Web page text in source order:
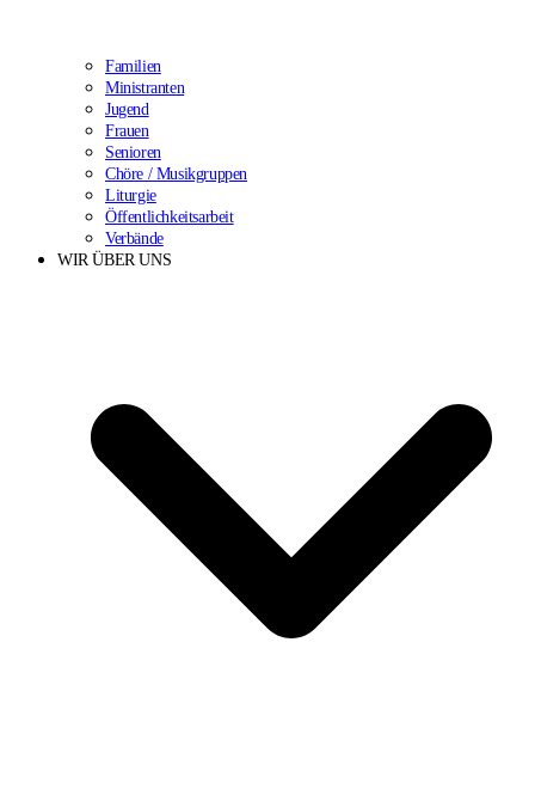
Familien
Ministranten
Jugend
Frauen
Senioren
Chöre / Musikgruppen
Liturgie
Öffentlichkeitsarbeit
Verbände
WIR ÜBER UNS